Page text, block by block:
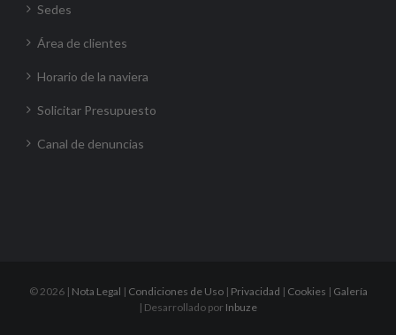
Sedes
Área de clientes
Horario de la naviera
Solicitar Presupuesto
Canal de denuncias
© 2026 | Nota Legal | Condiciones de Uso| Privacidad | Cookies | Galería
| Desarrollado por Inbuze